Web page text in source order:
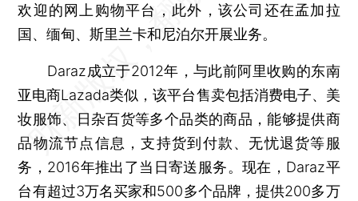
欢迎的网上购物平台，此外，该公司还在孟加拉
国、缅甸、斯里兰卡和尼泊尔开展业务。
Daraz成立于2012年，与此前阿里收购的东南
亚电商Lazada类似，该平台售卖包括消费电子、美
妆服饰、日杂百货等多个品类的商品，能够提供商
品物流节点信息，支持货到付款、无忧退货等服
务，2016年推出了当日寄送服务。现在，Daraz平
台有超过3万名买家和500多个品牌，提供200多万